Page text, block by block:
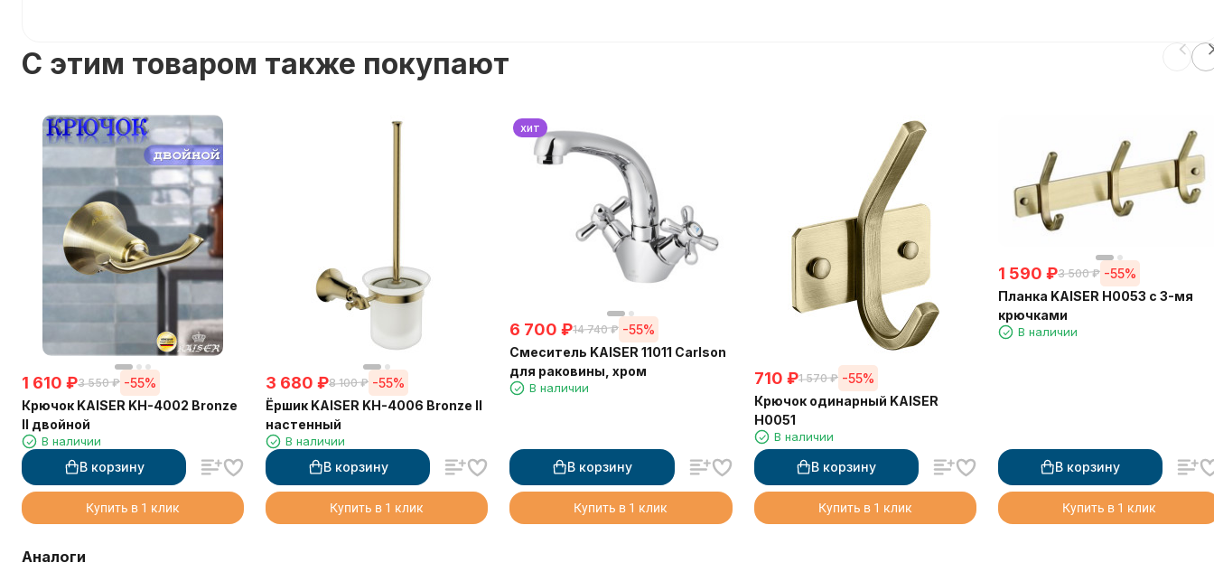
C этим товаром также покупают
1 610 ₽3 550 ₽ -55%
Крючок KAISER KH-4002 Bronze
II двойной
В наличии
В корзину
Купить в 1 клик
3 680 ₽8 100 ₽ -55%
Ёршик KAISER KH-4006 Bronze II
настенный
В наличии
В корзину
Купить в 1 клик
хит
6 700 ₽14 740 ₽ -55%
Смеситель KAISER 11011 Carlson
для раковины, хром
В наличии
В корзину
Купить в 1 клик
710 ₽1 570 ₽ -55%
Крючок одинарный KAISER
H0051
В наличии
В корзину
Купить в 1 клик
1 590 ₽3 500 ₽ -55%
Планка KAISER H0053 с 3-мя
крючками
В наличии
В корзину
Купить в 1 клик
Аналоги